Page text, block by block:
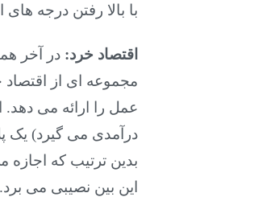
با بالا رفتن درجه
اقتصاد خرد:
مجموعه ای از اقتصاد
عمل را ارائه می دهد.
درآمدی می گیرد) یک
بدین ترتیب که اجازه
این بین نصیبی می